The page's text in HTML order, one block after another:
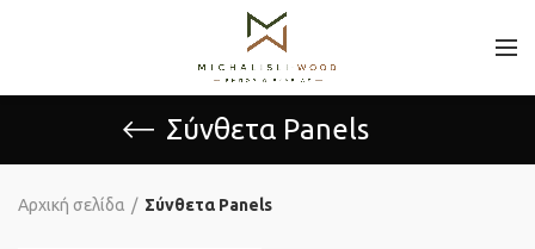
Σύνθετα Panels
Αρχική σελίδα Σύνθετα Panels